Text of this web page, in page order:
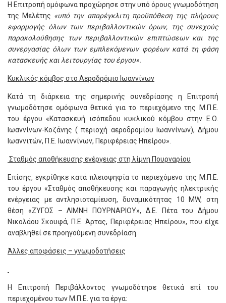
Η Επιτροπή ομόφωνα προχώρησε στην υπό όρους γνωμοδότηση
της Μελέτης «υπό την απαρέγκλιτη προϋπόθεση της πλήρους
εφαρμογής όλων των περιβαλλοντικών όρων, της συνεχούς
παρακολούθησης των περιβαλλοντικών επιπτώσεων και της
συνεργασίας όλων των εμπλεκόμενων φορέων κατά τη φάση
κατασκευής και λειτουργίας του έργου».
Κυκλικός κόμβος στο Αεροδρόμιο Ιωαννίνων
Κατά τη διάρκεια της σημερινής συνεδρίασης η Επιτροπή
γνωμοδότησε ομόφωνα θετικά για το περιεχόμενο της Μ.Π.Ε.
του έργου «Κατασκευή ισόπεδου κυκλικού κόμβου στην Ε.Ο.
Ιωαννίνων-Κοζάνης ( περιοχή αεροδρομίου Ιωαννίνων), Δήμου
Ιωαννιτών, Π.Ε. Ιωαννίνων, Περιφέρειας Ηπείρου».
Σταθμός αποθήκευσης ενέργειας στη λίμνη Πουρναρίου
Επίσης, εγκρίθηκε κατά πλειοψηφία το περιεχόμενο της Μ.Π.Ε.
του έργου «Σταθμός αποθήκευσης και παραγωγής ηλεκτρικής
ενέργειας με αντλησιοταμίευση, δυναμικότητας 10 MW, στη
θέση «ΖΥΓΟΣ – ΛΙΜΝΗ ΠΟΥΡΝΑΡΙΟΥ», Δ.Ε. Πέτα του Δήμου
Νικολάου Σκουφά, Π.Ε. Άρτας, Περιφέρειας Ηπείρου», που είχε
αναβληθεί σε προηγούμενη συνεδρίαση.
Άλλες αποφάσεις – γνωμοδοτήσεις
Η Επιτροπή Περιβάλλοντος γνωμοδότησε θετικά επί του
περιεχομένου των Μ.Π.Ε. για τα έργα: